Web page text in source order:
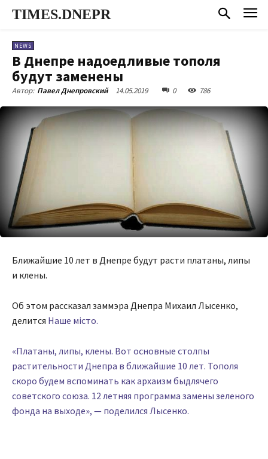
TIMES.DNEPR
NEWS
В Днепре надоедливые тополя
будут заменены
Автор: Павел Днепровский 14.05.2019 0 786
Ближайшие 10 лет в Днепре будут расти платаны, липы
и клены.
Об этом рассказал заммэра Днепра Михаил Лысенко,
делится Наше місто.
«Платаны, липы, клены. Вот основные столпы
растительности Днепра в ближайшие 10 лет. Тополя
скоро будем вспоминать как архаизм быдлячего
советского союза. 12 летняя программа замены зеленого
фонда на выходе», — поделился Лысенко.